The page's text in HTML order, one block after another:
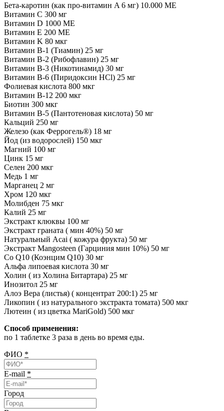
Бета-каротин (как про-витамин A 6 мг) 10.000 МЕ
Витамин C 300 мг
Витамин D 1000 МЕ
Витамин E 200 МЕ
Витамин K 80 мкг
Витамин В-1 (Тиамин) 25 мг
Витамин В-2 (Рибофлавин) 25 мг
Витамин В-3 (Никотинамид) 30 мг
Витамин B-6 (Пиридоксин HCl) 25 мг
Фолиевая кислота 800 мкг
Витамин B-12 200 мкг
Биотин 300 мкг
Витамин В-5 (Пантотеновая кислота) 50 мг
Кальций 250 мг
Железо (как Феррогель®) 18 мг
Йод (из водорослей) 150 мкг
Магний 100 мг
Цинк 15 мг
Селен 200 мкг
Медь 1 мг
Марганец 2 мг
Хром 120 мкг
Молибден 75 мкг
Калий 25 мг
Экстракт клюквы 100 мг
Экстракт граната ( мин 40%) 50 мг
Натуральный Acai ( кожура фрукта) 50 мг
Экстракт Mangosteen (Гарциния мин 10%) 50 мг
Сo Q10 (Коэнцим Q10) 30 мг
Альфа липоевая кислота 30 мг
Холин ( из Холина Битартара) 25 мг
Инозитол 25 мг
Алоэ Вера (листья) ( концентрат 200:1) 25 мг
Ликопин ( из натурального экстракта томата) 500 мкг
Лютеин ( из цветка MariGold) 500 мкг
Способ применения:
по 1 таблетке 3 раза в день во время еды.
ФИО *
E-mail *
Город